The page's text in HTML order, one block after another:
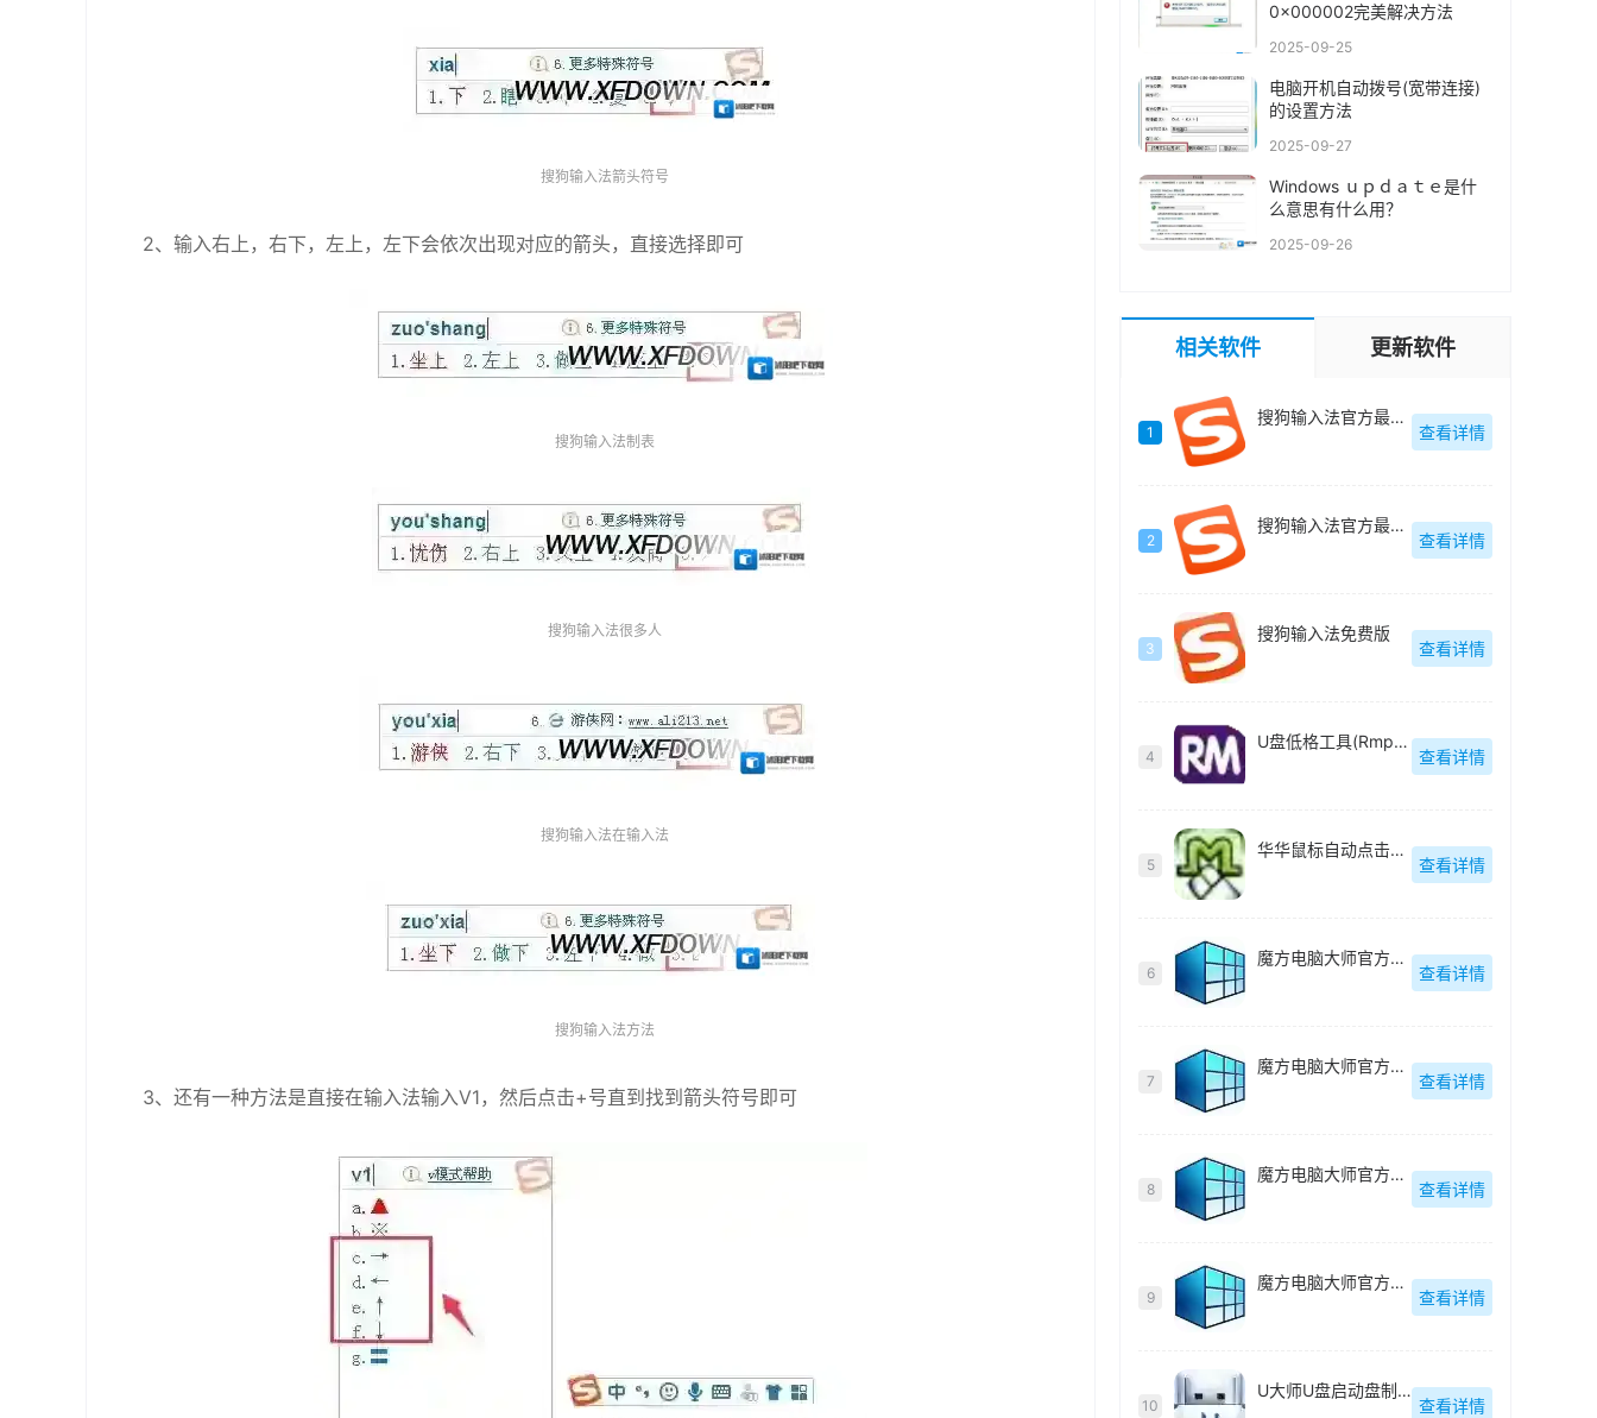
搜狗输入法箭头符号
2、输入右上，右下，左上，左下会依次出现对应的箭头，直接选择即可
搜狗输入法制表
搜狗输入法很多人
搜狗输入法在输入法
搜狗输入法方法
3、还有一种方法是直接在输入法输入V1，然后点击+号直到找到箭头符号即可
0x000002完美解决方法
2025-09-25
电脑开机自动拨号(宽带连接)
的设置方法
2025-09-27
Windows ｕｐｄａｔｅ是什
么意思有什么用？
2025-09-26
相关软件 更新软件
1
搜狗输入法官方最新版
查看详情
2
搜狗输入法官方最新版
查看详情
3
搜狗输入法免费版
查看详情
4
U盘低格工具(Rmprepusb)绿色中文
查看详情
5
华华鼠标自动点击器绿色去广告版
查看详情
6
魔方电脑大师官方最新版
查看详情
7
魔方电脑大师官方最新版
查看详情
8
魔方电脑大师官方最新版
查看详情
9
魔方电脑大师官方最新版
查看详情
10
U大师U盘启动盘制作工具【附教程】
查看详情